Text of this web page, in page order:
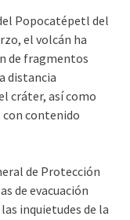
Popocatépetl del
el volcán ha
de fragmentos
distancia
cráter, así como
contenido
de Protección
de evacuación
inquietudes de la